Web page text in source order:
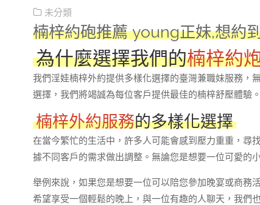
未分類
楠梓約砲推薦 young正妹,想約
為什麼選擇我們的楠梓約
我們淫娃楠梓外約提供多樣化選擇的臺灣兼職妹服務，
選擇，我們將竭誠為每位客戶提供最佳的楠梓舒壓體驗
楠梓外約服務的多樣化選擇
在當今繁忙的生活中，許多人可能會感到壓力重重，尋
據不同客戶的需求做出調整。無論您是想要一位可愛的
舉例來說，如果您是想要一位可以陪您參加晚宴或商務
希望享受一個輕鬆的晚上，與一位有趣的人聊天，我們